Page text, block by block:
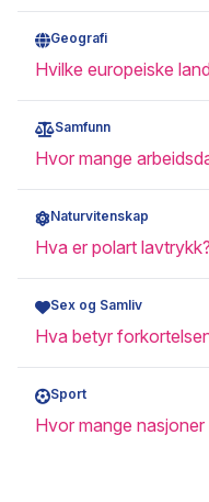
Geografi
Hvilke europeiske
Samfunn
Hvor mange
Naturvitenskap
Hva er polart lavtrykk?
Sex og Samliv
Hva betyr
Sport
Hvor mange